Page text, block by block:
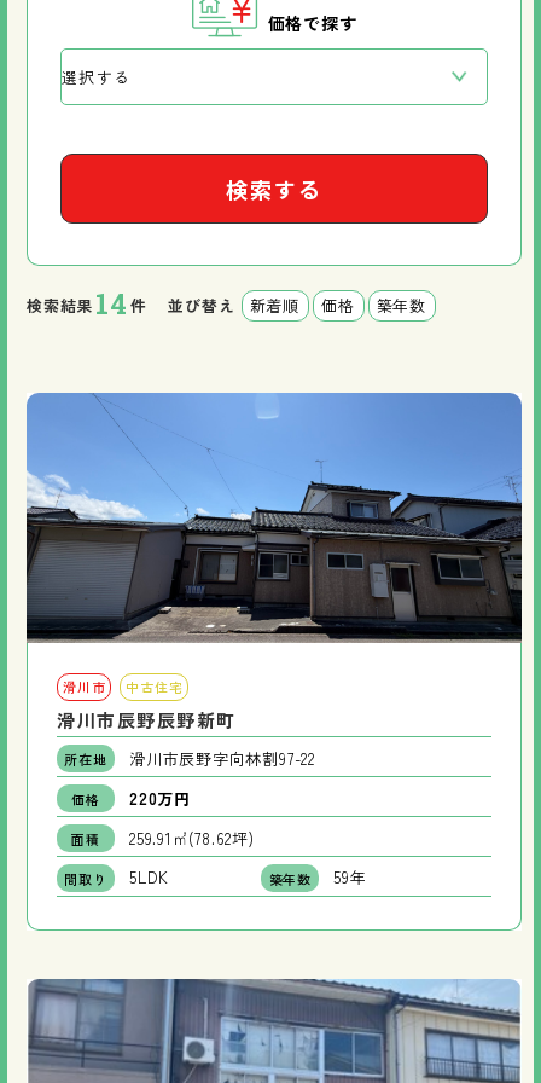
価格で探す
検索する
検索結果 14 件 並び替え 新着順 価格 築年数
滑川市 中古住宅
滑川市辰野辰野新町
所在地 滑川市辰野字向林割97-22
価格 220万円
面積 259.91㎡(78.62坪)
間取り 5LDK 築年数 59年